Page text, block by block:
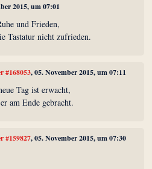
2015, um 07:01
und Frieden,
Tastatur nicht zufrieden.
#168053, 05. November 2015, um 07:11
Tag ist erwacht,
am Ende gebracht.
#159827, 05. November 2015, um 07:30